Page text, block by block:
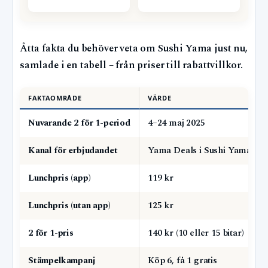
Åtta fakta du behöver veta om Sushi Yama just nu,
samlade i en tabell – från priser till rabattvillkor.
FAKTAOMRÅDE VÄRDE
Nuvarande 2 för 1-period
4–24 maj 2025
Kanal för erbjudandet
Yama Deals i Sushi Yama-
Lunchpris (app)
119 kr
Lunchpris (utan app)
125 kr
2 för 1-pris
140 kr (10 eller 15 bitar)
Stämpelkampanj
Köp 6, få 1 gratis